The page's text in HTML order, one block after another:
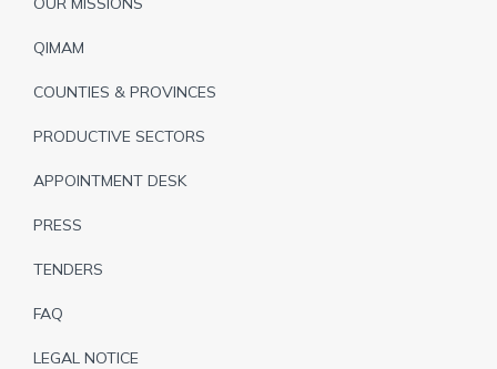
de
QIMAM
COUNTIES & PROVINCES
PRODUCTIVE SECTORS
APPOINTMENT DESK
PRESS
TENDERS
FAQ
LEGAL NOTICE